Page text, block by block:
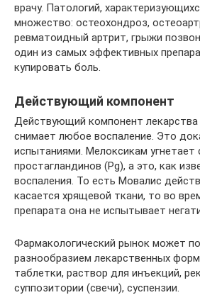
врачу. Патологий,
множество: остеохондроз,
ревматоидный артрит, грыжи
один из самых эффективных
купировать боль.
Действующий компонент
Действующий компонент
снимает любое воспаление. Это
испытаниями. Мелоксикам угнетает
простагландинов (Pg), а это, как
воспаления. То есть Мовалис
касается хрящевой ткани, то во
препарата она не испытывает
Фармакологический рынок может
разнообразием лекарственных
таблетки, раствор для инъекций,
суппозитории (свечи), суспензии.